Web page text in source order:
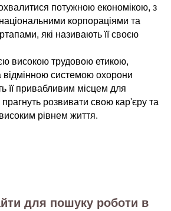
потужною економікою, з
корпораціями та
які називають її своєю
високою трудовою етикою,
відмінною системою охорони
її привабливим місцем для
прагнуть розвивати свою кар'єру та
рівнем життя.
для пошуку роботи в